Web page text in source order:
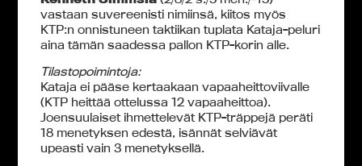
vastaan suvereenisti nimiinsä, kiitos myös
KTP:n onnistuneen taktiikan tuplata Kataja-peluri
aina tämän saadessa pallon KTP-korin alle.
Tilastopoimintoja:
Kataja ei pääse kertaakaan vapaaheittoviivalle
(KTP heittää ottelussa 12 vapaaheittoa).
Joensuulaiset ihmettelevät KTP-träppejä peräti
18 menetyksen edestä, isännät selviävät
upeasti vain 3 menetyksellä.